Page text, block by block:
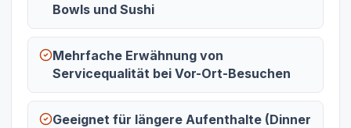
Bowls und Sushi
Mehrfache Erwähnung von
Servicequalität bei Vor-Ort-Besuchen
Geeignet für längere Aufenthalte (Dinner